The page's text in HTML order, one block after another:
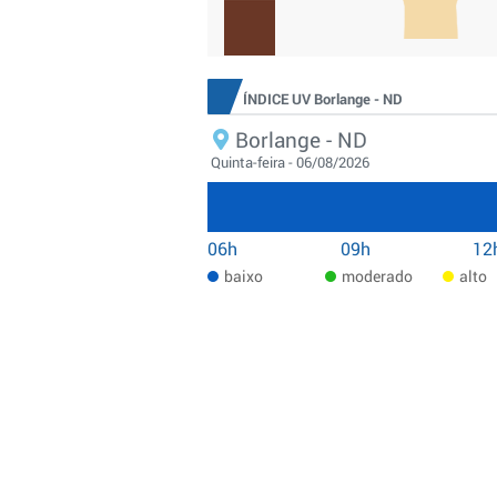
ÍNDICE UV Borlange - ND
Borlange - ND
Quinta-feira - 06/08/2026
06h 09h
baixo moderado alto